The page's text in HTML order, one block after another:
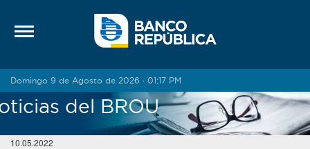
Domingo 9 de Agosto de 2026 · 01:17 PM
del BROU
10.05.2022